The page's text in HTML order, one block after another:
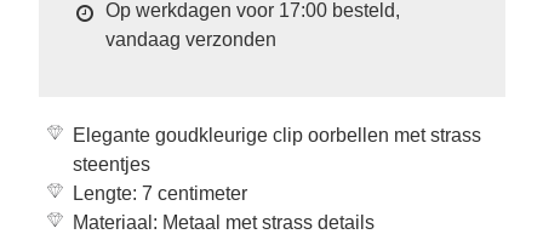
Op werkdagen voor 17:00 besteld,
vandaag verzonden
Elegante goudkleurige clip oorbellen met strass
steentjes
Lengte: 7 centimeter
Materiaal: Metaal met strass details